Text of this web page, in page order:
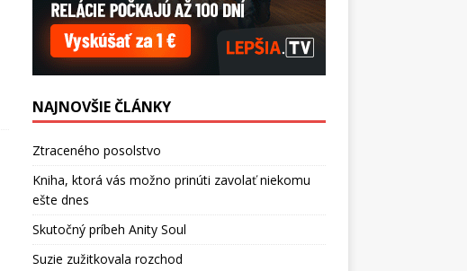
NAJNOVŠIE ČLÁNKY
Ztraceného posolstvo
Kniha, ktorá vás možno prinúti zavolať niekomu
ešte dnes
Skutočný príbeh Anity Soul
Suzie zužitkovala rozchod